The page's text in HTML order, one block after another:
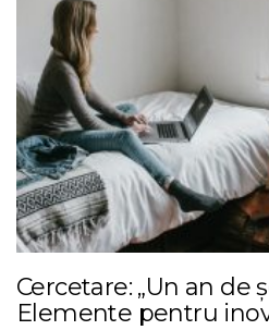
Cercetare: „Un an de
Elemente pentru